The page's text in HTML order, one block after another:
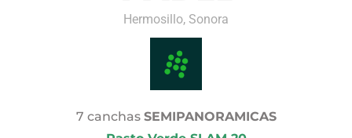
Hermosillo, Sonora
7 canchas SEMIPANORAMICAS